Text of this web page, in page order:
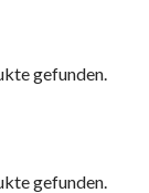
gefunden.
gefunden.